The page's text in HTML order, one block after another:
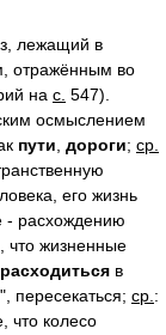
лежащий в
отражённым во
на с. 547).
осмыслением
пути дороги; ср.
его жизнь
- расхождению
что жизненные
расходиться в
пересекаться; ср. :
что колесо